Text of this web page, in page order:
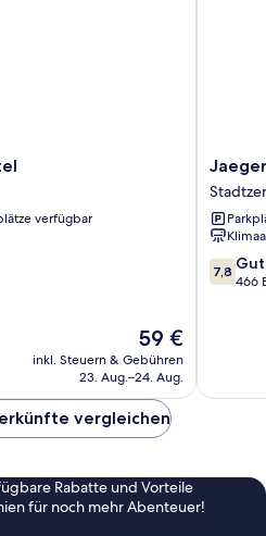
verfügbar
Der
Preis
beträgt
59 €
inkl. Steuern & Gebühren
23. Aug.–24. Aug.
Jaeger's
Munich
-
Hostel
von
7.8
von
7,8 Gut
466
vergleichen
Rabatte und Vorteile
für noch mehr Abenteuer!